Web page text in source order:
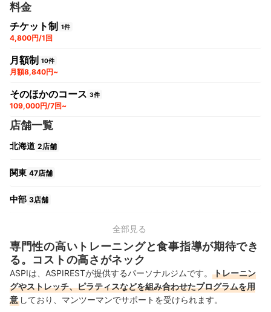
料金
チケット制 1件
4,800円/1回
月額制 10件
月額8,840円~
そのほかのコース 3件
109,000円/7回~
店舗一覧
北海道 2店舗
関東 47店舗
中部 3店舗
九州・沖縄 2店舗
全部見る
専門性の高いトレーニングと食事指導が期待でき
る。コストの高さがネック
ASPIは、ASPIRESTが提供するパーソナルジムです。
トレーニン
グやストレッチ、ピラティスなどを組み合わせたプログラムを用
意 しており、マンツーマンでサポートを受けられます。